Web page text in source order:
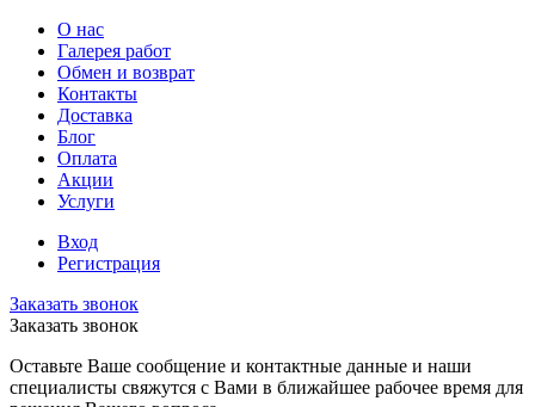
О нас
Галерея работ
Обмен и возврат
Контакты
Доставка
Блог
Оплата
Акции
Услуги
Вход
Регистрация
Заказать звонок
Заказать звонок
Оставьте Ваше сообщение и контактные данные и наши
специалисты свяжутся с Вами в ближайшее рабочее время для